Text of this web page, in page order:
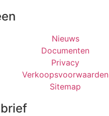
Nieuws
Documenten
Privacy
Verkoopsvoorwaarden
Sitemap